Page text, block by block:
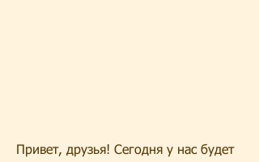
Привет, друзья! Сегодня у нас будет